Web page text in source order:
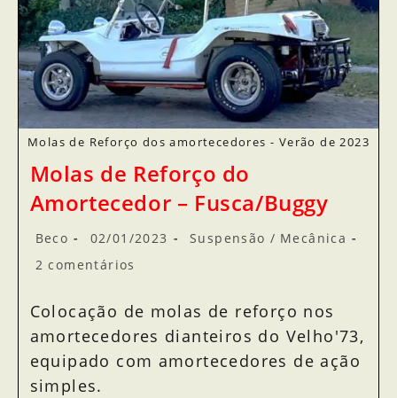
Molas de Reforço dos amortecedores - Verão de 2023
Molas de Reforço do
Amortecedor – Fusca/Buggy
Beco 02/01/2023 Suspensão / Mecânica
2 comentários
Colocação de molas de reforço nos
amortecedores dianteiros do Velho'73,
equipado com amortecedores de ação
simples.